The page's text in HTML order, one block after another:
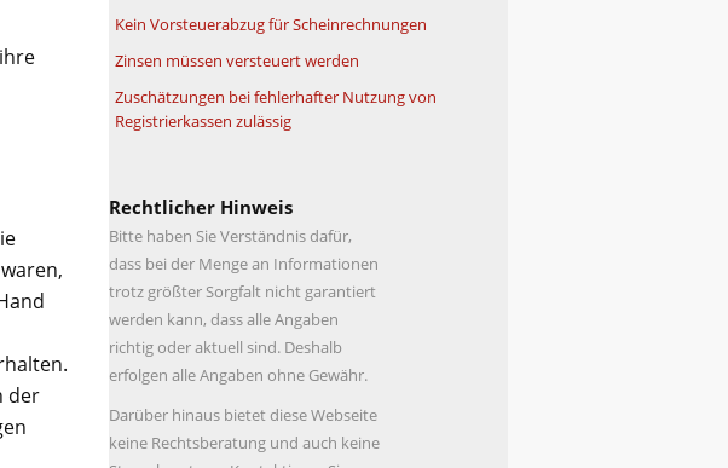
der
Kein Vorsteuerabzug für Scheinrechnungen
Zinsen müssen versteuert werden
Zuschätzungen bei fehlerhafter Nutzung von
Registrierkassen zulässig
Rechtlicher Hinweis
Bitte haben Sie Verständnis dafür,
dass bei der Menge an Informationen
trotz größter Sorgfalt nicht garantiert
werden kann, dass alle Angaben
richtig oder aktuell sind. Deshalb
erfolgen alle Angaben ohne Gewähr.
Darüber hinaus bietet diese Webseite
keine Rechtsberatung und auch keine